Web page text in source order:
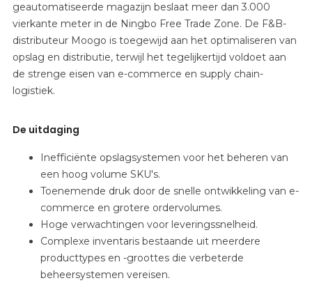
geautomatiseerde magazijn beslaat meer dan 3.000
vierkante meter in de Ningbo Free Trade Zone. De F&B-
distributeur Moogo is toegewijd aan het optimaliseren van
opslag en distributie, terwijl het tegelijkertijd voldoet aan
de strenge eisen van e-commerce en supply chain-
logistiek.
De uitdaging
Inefficiënte opslagsystemen voor het beheren van
een hoog volume SKU's.
Toenemende druk door de snelle ontwikkeling van e-
commerce en grotere ordervolumes.
Hoge verwachtingen voor leveringssnelheid.
Complexe inventaris bestaande uit meerdere
producttypes en -groottes die verbeterde
beheersystemen vereisen.